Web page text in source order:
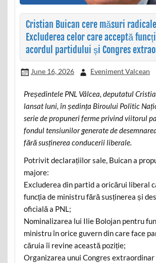
Cristian Buican cere măsuri
Excluderea celor care acceptă
acordul partidului și Congres
June 16, 2026 Eveniment Valcean
Președintele PNL Vâlcea, deputatul
lansat luni, în ședința Biroului Politic
serie de propuneri ferme privind viitorul
fondul tensiunilor generate de
fără susținerea conducerii liberale.
Potrivit declarațiilor sale, Buican a
majore:
Excluderea din partid a oricărui liberal
funcția de ministru fără susținerea și
oficială a PNL;
Nominalizarea lui Ilie Bolojan pentru
ministru în orice guvern din care face
căruia îi revine această poziție;
Organizarea unui Congres extraordinar